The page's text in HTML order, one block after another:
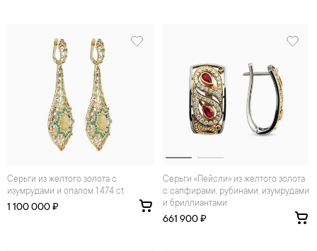
Серьги из желтого золота с
изумрудами и опалом 1.474 ct
1 100 000 ₽
Серьги «Пейсли» из желтого золота
с сапфирами, рубинами, изумрудами
и бриллиантами
661 900 ₽